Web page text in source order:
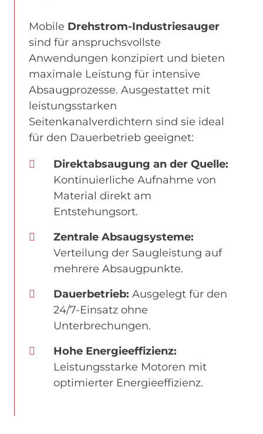
Mobile Drehstrom-Industriesauger
sind für anspruchsvollste
Anwendungen konzipiert und bieten
maximale Leistung für intensive
Absaugprozesse. Ausgestattet mit
leistungsstarken
Seitenkanalverdichtern sind sie ideal
für den Dauerbetrieb geeignet:
Direktabsaugung an der Quelle:
Kontinuierliche Aufnahme von
Material direkt am
Entstehungsort.
Zentrale Absaugsysteme:
Verteilung der Saugleistung auf
mehrere Absaugpunkte.
Dauerbetrieb: Ausgelegt für den
24/7-Einsatz ohne
Unterbrechungen.
Hohe Energieeffizienz:
Leistungsstarke Motoren mit
optimierter Energieeffizienz.